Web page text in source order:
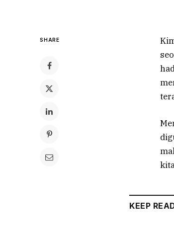
SHARE
KEEP